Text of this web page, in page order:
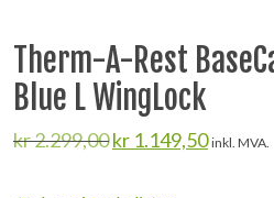
Therm-A-Rest
Blue L WingLock
kr2.299,00 Opprinnelig
kr 1.149,50Nåværende
inkl. MVA.